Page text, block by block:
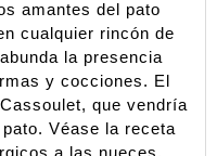
amantes del pato
cualquier rincón de
la presencia
y cocciones. El
que vendría
Véase la receta